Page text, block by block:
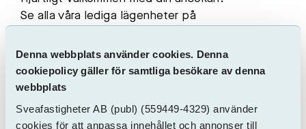
Denna webbplats använder cookies. Denna
cookiepolicy gäller för samtliga besökare av denna
webbplats
Sveafastigheter AB (publ) (559449-4329) använder
cookies för att anpassa innehållet och annonser till
Se alla våra lediga lägenheter på
OBS! – Hyran är beräknad och fastställs efter
förhandling.